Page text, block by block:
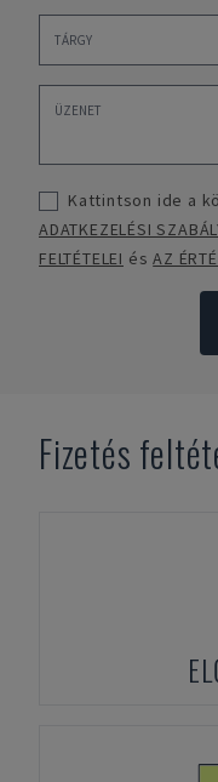
Kattintson ide a
ADATKEZELÉSI
FELTÉTELEI ésAZ
Fizetés